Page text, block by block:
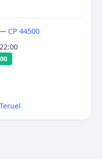
— CP 44500
Teruel